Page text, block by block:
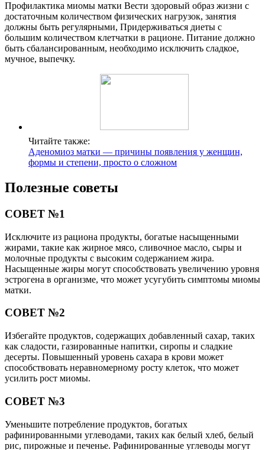
Профилактика миомы матки Вести здоровый образ жизни с
достаточным количеством физических нагрузок, занятия
должны быть регулярными, Придерживаться диеты с
большим количеством клетчатки в рационе. Питание должно
быть сбалансированным, необходимо исключить сладкое,
мучное, выпечку.
Читайте также:
Аденомиоз матки — причины появления у женщин,
формы и степени, просто о сложном
Полезные советы
СОВЕТ №1
Исключите из рациона продукты, богатые насыщенными
жирами, такие как жирное мясо, сливочное масло, сыры и
молочные продукты с высоким содержанием жира.
Насыщенные жиры могут способствовать увеличению уровня
эстрогена в организме, что может усугубить симптомы миомы
матки.
СОВЕТ №2
Избегайте продуктов, содержащих добавленный сахар, таких
как сладости, газированные напитки, сиропы и сладкие
десерты. Повышенный уровень сахара в крови может
способствовать неравномерному росту клеток, что может
усилить рост миомы.
СОВЕТ №3
Уменьшите потребление продуктов, богатых
рафинированными углеводами, таких как белый хлеб, белый
рис, пирожные и печенье. Рафинированные углеводы могут